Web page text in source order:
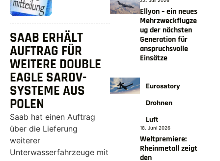
SAAB ERHÄLT
AUFTRAG FÜR
WEITERE DOUBLE
EAGLE SAROV-
SYSTEME AUS
POLEN
Saab hat einen Auftrag
über die Lieferung
weiterer
Unterwasserfahrzeuge mit
Ellyon – ein neues
Mehrzweckflugze
ug der nächsten
Generation für
anspruchsvolle
Einsätze
Eurosatory
Drohnen
Luft
18. Juni 2026
Weltpremiere:
Rheinmetall zeigt
den